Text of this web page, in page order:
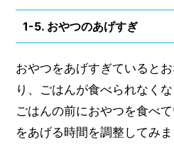
1-5. おやつのあげすぎ
おやつをあげすぎていると
り、ごはんが食べられなくな
ごはんの前におやつを食べ
をあげる時間を調整してみま